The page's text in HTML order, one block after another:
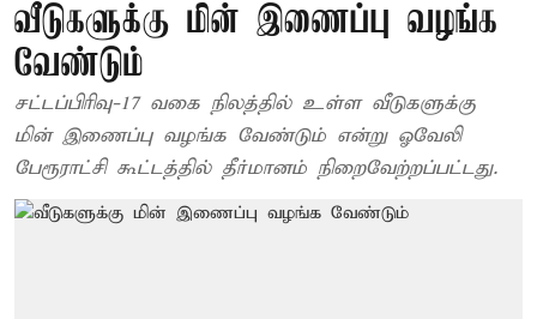
வீடுகளுக்கு மின் இணைப்பு வழங்க
வேண்டும்
சட்டப்பிரிவு-17 வகை நிலத்தில் உள்ள வீடுகளுக்கு
மின் இணைப்பு வழங்க வேண்டும் என்று ஓவேலி
பேரூராட்சி கூட்டத்தில் தீர்மானம் நிறைவேற்றப்பட்டது.